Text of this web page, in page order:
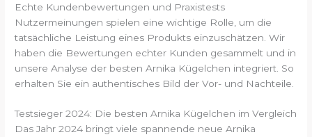
Echte Kundenbewertungen und Praxistests
Nutzermeinungen spielen eine wichtige Rolle, um die
tatsächliche Leistung eines Produkts einzuschätzen. Wir
haben die Bewertungen echter Kunden gesammelt und in
unsere Analyse der besten Arnika Kügelchen integriert. So
erhalten Sie ein authentisches Bild der Vor- und Nachteile.
Testsieger 2024: Die besten Arnika Kügelchen im Vergleich
Das Jahr 2024 bringt viele spannende neue Arnika